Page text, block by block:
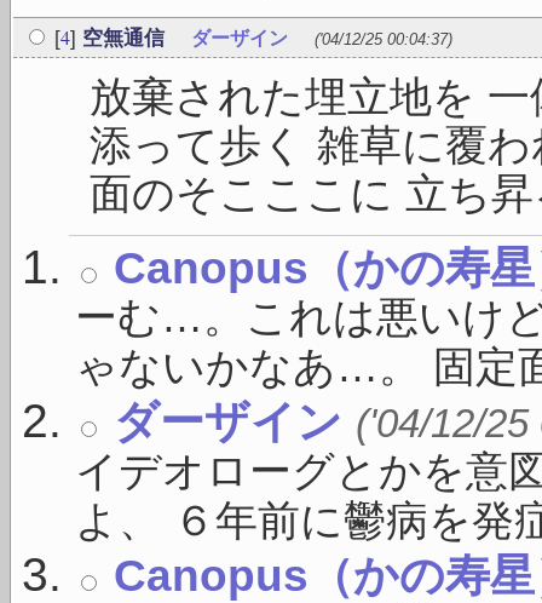
[4] 空無通信 ダーザイン ('04/12/25 00:04:37)
放棄された埋立地を
添って歩く 雑草に覆
面のそこここに 立ち
Canopus（かの寿
ーむ…。これは悪いけ
ゃないかなあ…。 固定
ダーザイン ('04/12/25
イデオローグとかを意
よ、 ６年前に鬱病を発
Canopus（かの寿